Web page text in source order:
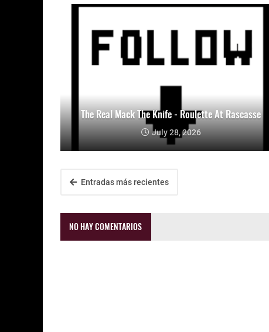
The Real Mack The Knife - Roulette At Rascasse
July 28, 2026
Entradas más recientes
NO HAY COMENTARIOS